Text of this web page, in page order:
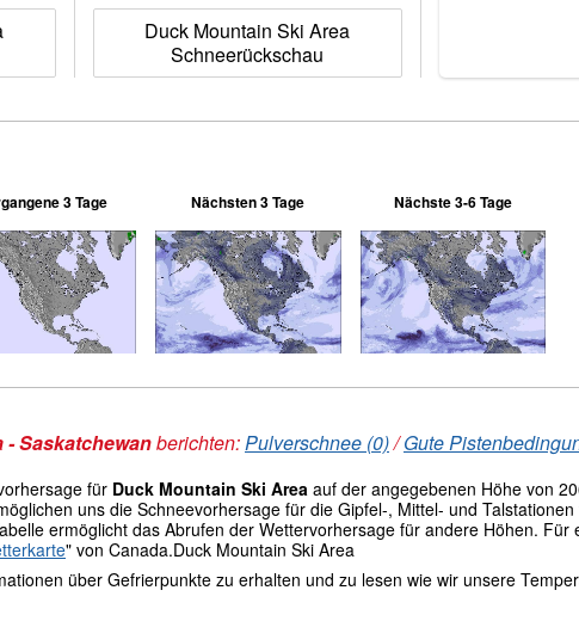
Duck Mountain Ski Area
Schneerückschau
two outdoor
3 Tage Nächsten 3 Tage Nächste 3-6 Tage
- Saskatchewanberichten:Pulverschnee (0)/Gute
für Duck Mountain Ski Area auf der angegebenen Höhe von
uns die Schneevorhersage für die Gipfel-, Mittel- und Talstationen
ermöglicht das Abrufen der Wettervorhersage für andere Höhen. Für
" von Canada.Duck Mountain Ski Area
über Gefrierpunkte zu erhalten und zu lesen wie wir unsere